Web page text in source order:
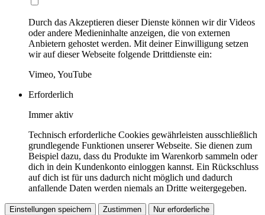
Durch das Akzeptieren dieser Dienste können wir dir Videos
oder andere Medieninhalte anzeigen, die von externen
Anbietern gehostet werden. Mit deiner Einwilligung setzen
wir auf dieser Webseite folgende Drittdienste ein:
Vimeo, YouTube
Erforderlich
Immer aktiv
Technisch erforderliche Cookies gewährleisten ausschließlich
grundlegende Funktionen unserer Webseite. Sie dienen zum
Beispiel dazu, dass du Produkte im Warenkorb sammeln oder
dich in dein Kundenkonto einloggen kannst. Ein Rückschluss
auf dich ist für uns dadurch nicht möglich und dadurch
anfallende Daten werden niemals an Dritte weitergegeben.
Einstellungen speichern Zustimmen Nur erforderliche